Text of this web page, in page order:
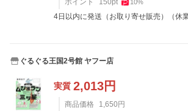
10%
4日以内に発送（お取り寄せ販売）（休
ぐるぐる王国2号館 ヤフー店
実質 2,013円
商品価格 1,650円